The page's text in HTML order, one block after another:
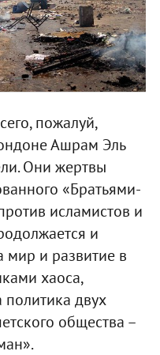
пожалуй,
Ашрам Эль
Они жертвы
«Братьями-
исламистов и
и
мир и развитие в
хаоса,
политика двух
общества –